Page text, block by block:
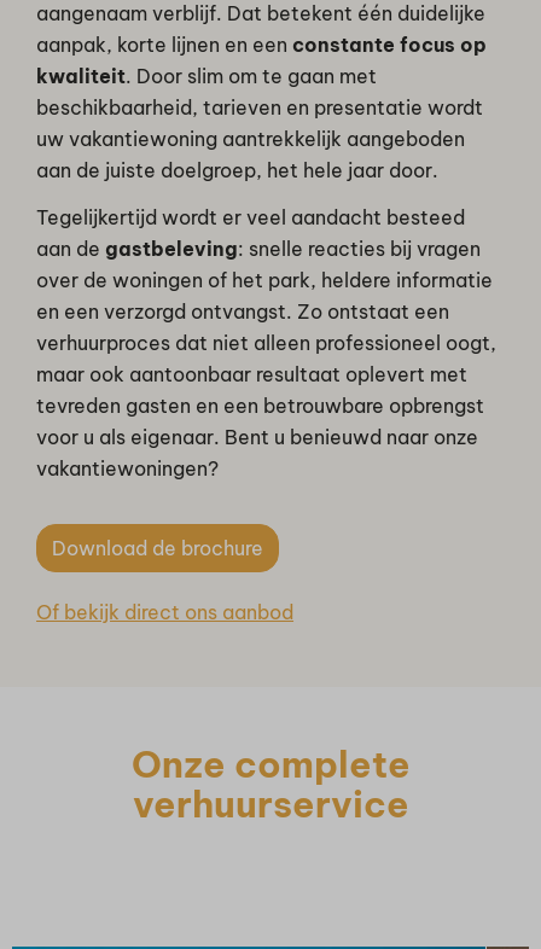
aangenaam verblijf. Dat betekent één duidelijke
aanpak, korte lijnen en eenconstante focus op
kwaliteit. Door slim om te gaan met
beschikbaarheid, tarieven en presentatie wordt
uw vakantiewoning aantrekkelijk aangeboden
aan de juiste doelgroep, het hele jaar door.
Tegelijkertijd wordt er veel aandacht besteed
aan degastbeleving: snelle reacties bij vragen
over de woningen of het park, heldere informatie
en een verzorgd ontvangst. Zo ontstaat een
verhuurproces dat niet alleen professioneel oogt,
maar ook aantoonbaar resultaat oplevert met
tevreden gasten en een betrouwbare opbrengst
voor u als eigenaar. Bent u benieuwd naar onze
vakantiewoningen?
Download de brochure
Of bekijk direct ons aanbod
Onze complete
verhuurservice